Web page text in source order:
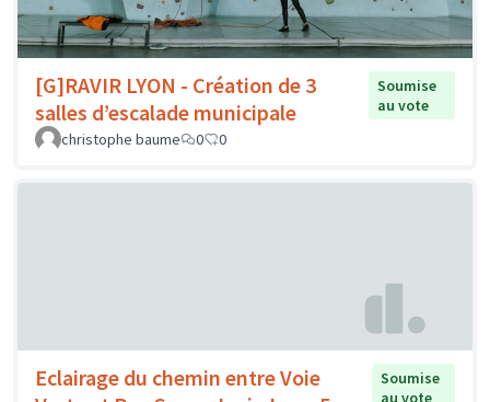
[G]RAVIR LYON - Création de 3
salles d’escalade municipale
Soumise
au vote
christophe baume
0 0
Eclairage du chemin entre Voie
Soumise
au vote